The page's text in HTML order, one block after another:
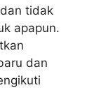
tidak
apapun.
dan